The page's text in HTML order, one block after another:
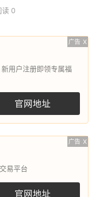
读 0
广告 X
用户注册即领专属福
官网地址
广告 X
易平台
官网地址